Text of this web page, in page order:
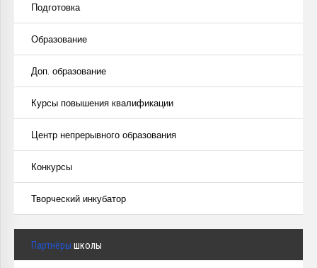
Подготовка
Образование
Доп. образование
Курсы повышения квалификации
Центр непрерывного образования
Конкурсы
Творческий инкубатор
Партнёры школы